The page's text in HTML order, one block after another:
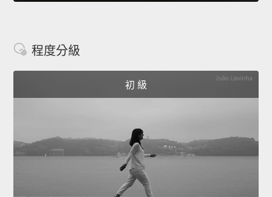
程度分級
初 級